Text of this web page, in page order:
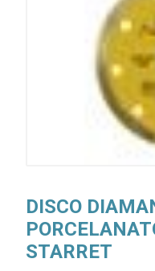
DISCO
STARRET